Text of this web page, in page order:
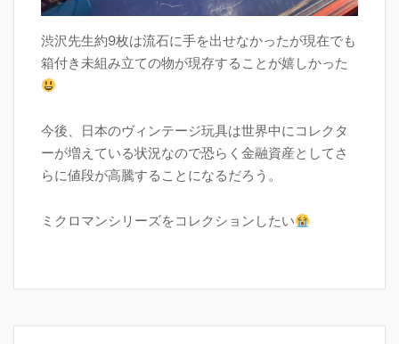
渋沢先生約9枚は流石に手を出せなかったが現在でも
箱付き未組み立ての物が現存することが嬉しかった
今後、日本のヴィンテージ玩具は世界中にコレクタ
ーが増えている状況なので恐らく金融資産としてさ
らに値段が高騰することになるだろう。
ミクロマンシリーズをコレクションしたい